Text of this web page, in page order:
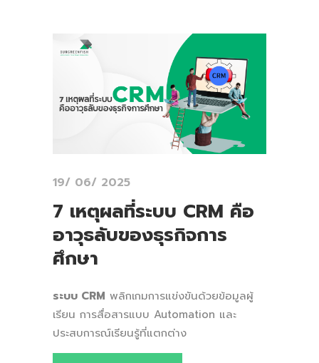
19/ 06/ 2025
7 เหตุผลที่ระบบ CRM คือ
อาวุธลับของธุรกิจการ
ศึกษา
ระบบ CRM พลิกเกมการแข่งขันด้วยข้อมูลผู้
เรียน การสื่อสารแบบ Automation และ
ประสบการณ์เรียนรู้ที่แตกต่าง